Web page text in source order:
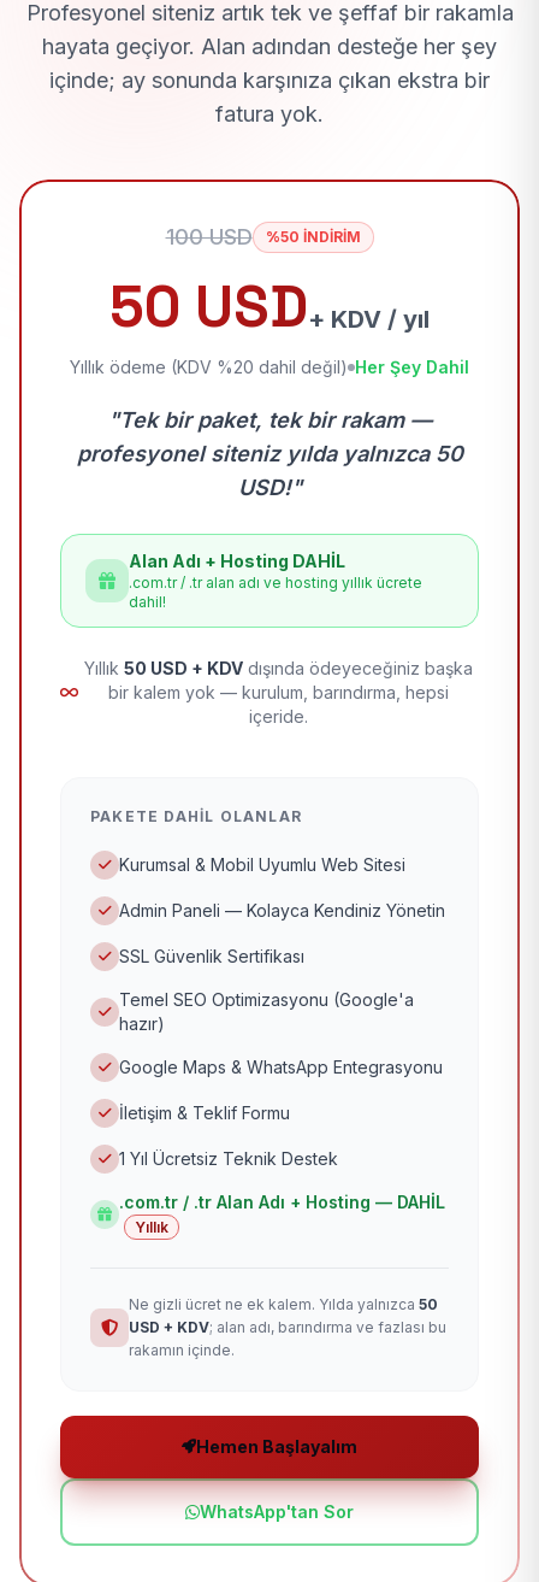
Profesyonel siteniz artık tek ve şeffaf bir rakamla
hayata geçiyor. Alan adından desteğe her şey
içinde; ay sonunda karşınıza çıkan ekstra bir
fatura yok.
100 USD %50 İNDİRİM
50 USD+ KDV / yıl
Yıllık ödeme (KDV %20 dahil değil) Her Şey Dahil
"Tek bir paket, tek bir rakam —
profesyonel siteniz yılda yalnızca 50
USD!"
Alan Adı + Hosting DAHİL
.com.tr / .tr alan adı ve hosting yıllık ücrete
dahil!
Yıllık 50 USD + KDV dışında ödeyeceğiniz başka
bir kalem yok — kurulum, barındırma, hepsi
içeride.
PAKETE DAHIL OLANLAR
Kurumsal & Mobil Uyumlu Web Sitesi
Admin Paneli — Kolayca Kendiniz Yönetin
SSL Güvenlik Sertifikası
Temel SEO Optimizasyonu (Google'a
hazır)
Google Maps & WhatsApp Entegrasyonu
İletişim & Teklif Formu
1 Yıl Ücretsiz Teknik Destek
.com.tr / .tr Alan Adı + Hosting — DAHİL
Yıllık
Ne gizli ücret ne ek kalem. Yılda yalnızca 50
USD + KDV; alan adı, barındırma ve fazlası bu
rakamın içinde.
Hemen Başlayalım
WhatsApp'tan Sor